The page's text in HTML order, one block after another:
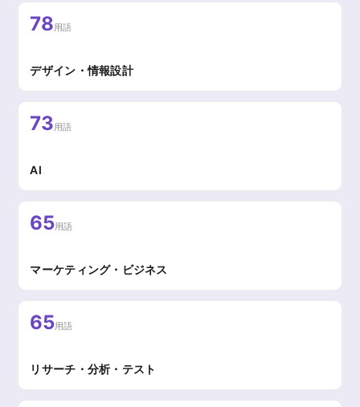
78用語
デザイン・情報設計
73用語
AI
65用語
マーケティング・ビジネス
65用語
リサーチ・分析・テスト